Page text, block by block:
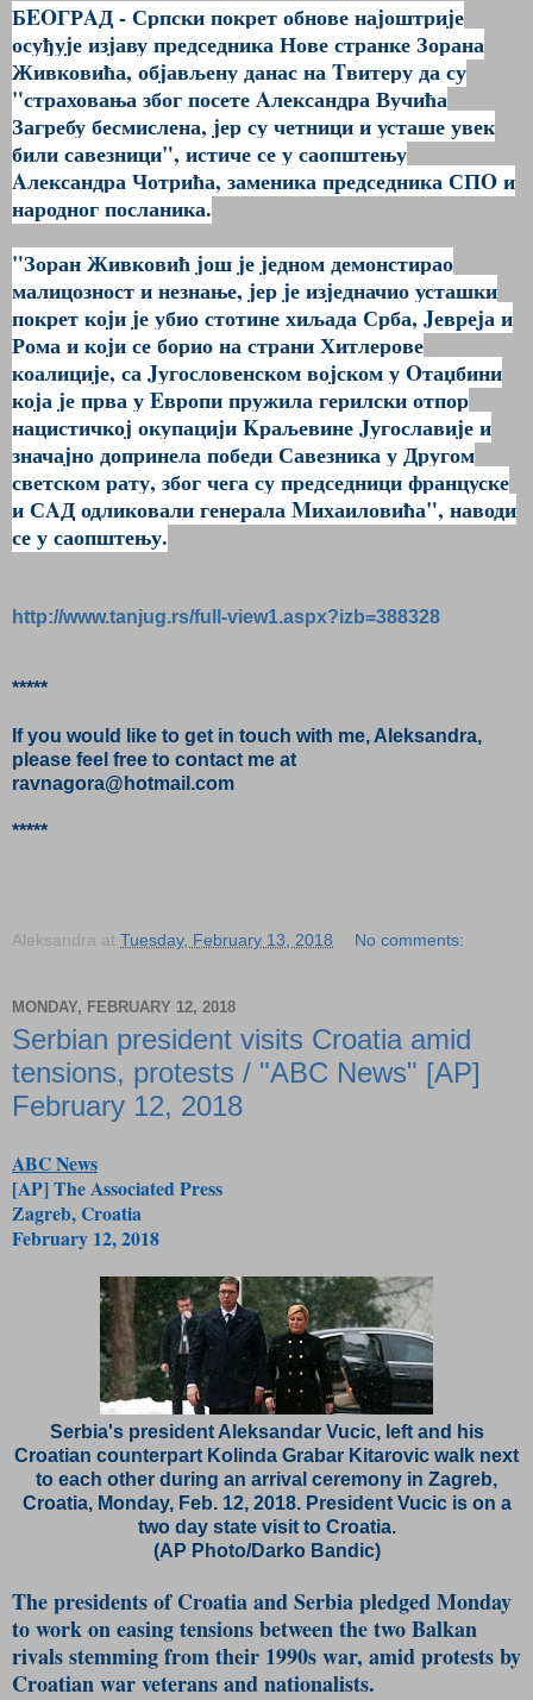
БEOГРAД - Српски покрет обнове наjоштриjе
осуђуjе изjаву председника Нове странке Зорана
Живковића, обjављену данас на Tвитеру да су
"страховања због посете Aлександра Вучића
Загребу бесмислена, jер су четници и усташе увек
били савезници", истиче се у саопштењу
Aлександра Чотрића, заменика председника СПO и
народног посланика.
"Зоран Живковић jош jе jедном демонстирао
малицозност и незнање, jер jе изjедначио усташки
покрет коjи jе убио стотине хиљада Срба, Jевреjа и
Рома и коjи се борио на страни Хитлерове
коалициjе, са Jугословенском воjском у Oтаџбини
коjа jе прва у Eвропи пружила герилски отпор
нацистичкоj окупациjи Kраљевине Jугославиjе и
значаjно допринела победи Савезника у Другом
светском рату, због чега су председници француске
и СAД одликовали генерала Mихаиловића", наводи
се у саопштењу.
http://www.tanjug.rs/full-view1.aspx?izb=388328
*****
If you would like to get in touch with me, Aleksandra,
please feel free to contact me at
ravnagora@hotmail.com
*****
Aleksandra at Tuesday, February 13, 2018 No comments:
MONDAY, FEBRUARY 12, 2018
Serbian president visits Croatia amid
tensions, protests / "ABC News" [AP]
February 12, 2018
ABC News
[AP] The Associated Press
Zagreb, Croatia
February 12, 2018
Serbia's president Aleksandar Vucic, left and his
Croatian counterpart Kolinda Grabar Kitarovic walk next
to each other during an arrival ceremony in Zagreb,
Croatia, Monday, Feb. 12, 2018. President Vucic is on a
two day state visit to Croatia.
(AP Photo/Darko Bandic)
The presidents of Croatia and Serbia pledged Monday
to work on easing tensions between the two Balkan
rivals stemming from their 1990s war, amid protests by
Croatian war veterans and nationalists.